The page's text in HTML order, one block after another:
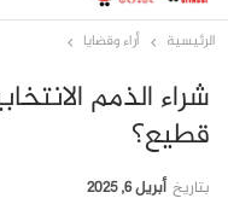
الرئيسية أراء وقضايا
شراء الذمم
قطيع؟
بتاريخ أبريل 6, 2025